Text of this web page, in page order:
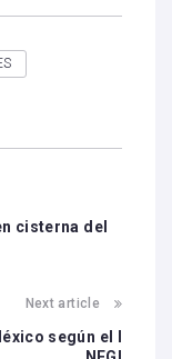
cisterna del
Next article
según el I